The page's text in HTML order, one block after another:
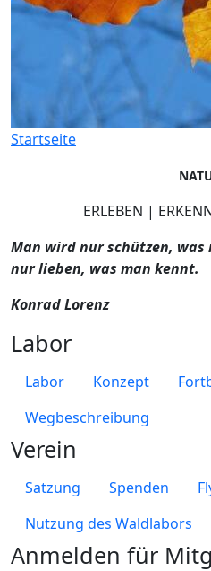
Startseite
ERLEBEN |
Man wird nur schützen,
nur lieben, was man kennt.
Konrad Lorenz
Labor
Labor Konzept
Wegbeschreibung
Verein
Satzung Spenden
Nutzung des Waldlabors
Anmelden für